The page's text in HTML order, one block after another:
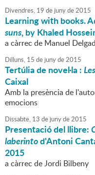
Divendres, 19 de junyde2015
Learning with books.
suns, by Khaled
a càrrec de Manuel
Dilluns, 15 de junyde2015
Tertúlia de novel·la :
Caixal
Amb la presència de
emocions
Dissabte, 13 de junyde2015
Presentació del llibre:
laberintod'Antoni
2015
a càrrec de Jordi Bilbeny